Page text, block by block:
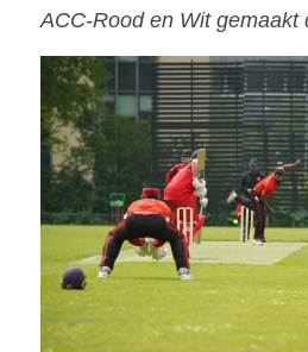
ACC-Rood en Wit gemaakt